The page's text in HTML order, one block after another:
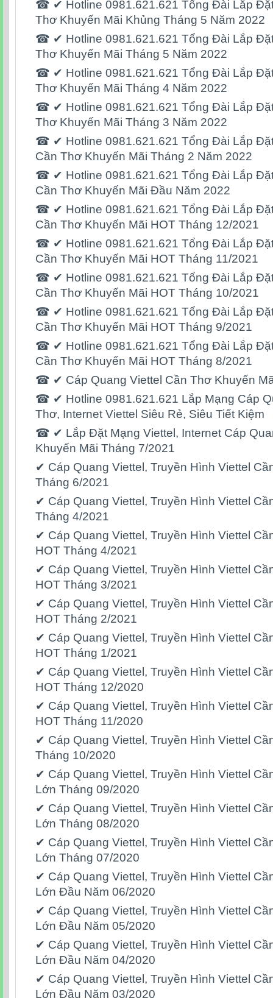
☎ ✔ Hotline 0981.621.621 Tổng Đài Lắp
Thơ Khuyến Mãi Khủng Tháng 5 Năm 2022
☎ ✔ Hotline 0981.621.621 Tổng Đài Lắp
Thơ Khuyến Mãi Tháng 5 Năm 2022
☎ ✔ Hotline 0981.621.621 Tổng Đài Lắp
Thơ Khuyến Mãi Tháng 4 Năm 2022
☎ ✔ Hotline 0981.621.621 Tổng Đài Lắp
Thơ Khuyến Mãi Tháng 3 Năm 2022
☎ ✔ Hotline 0981.621.621 Tổng Đài Lắp
Cần Thơ Khuyến Mãi Tháng 2 Năm 2022
☎ ✔ Hotline 0981.621.621 Tổng Đài Lắp
Cần Thơ Khuyến Mãi Đầu Năm 2022
☎ ✔ Hotline 0981.621.621 Tổng Đài Lắp
Cần Thơ Khuyến Mãi HOT Tháng 12/2021
☎ ✔ Hotline 0981.621.621 Tổng Đài Lắp
Cần Thơ Khuyến Mãi HOT Tháng 11/2021
☎ ✔ Hotline 0981.621.621 Tổng Đài Lắp
Cần Thơ Khuyến Mãi HOT Tháng 10/2021
☎ ✔ Hotline 0981.621.621 Tổng Đài Lắp
Cần Thơ Khuyến Mãi HOT Tháng 9/2021
☎ ✔ Hotline 0981.621.621 Tổng Đài Lắp
Cần Thơ Khuyến Mãi HOT Tháng 8/2021
☎ ✔ Cáp Quang Viettel Cần Thơ Khuyến
☎ ✔ Hotline 0981.621.621 Lắp Mạng Cáp
Thơ, Internet Viettel Siêu Rẻ, Siêu Tiết Kiệm
☎ ✔‎ Lắp Đặt Mạng Viettel, Internet Cáp
Khuyến Mãi Tháng 7/2021
✔‎ Cáp Quang Viettel,‎ Truyền Hình Viettel
Tháng 6/2021
✔‎ Cáp Quang Viettel,‎ Truyền Hình Viettel
Tháng 4/2021
✔‎ Cáp Quang Viettel,‎ Truyền Hình Viettel
HOT Tháng 4/2021
✔‎ Cáp Quang Viettel,‎ Truyền Hình Viettel
HOT Tháng 3/2021
✔‎ Cáp Quang Viettel,‎ Truyền Hình Viettel
HOT Tháng 2/2021
✔‎ Cáp Quang Viettel,‎ Truyền Hình Viettel
HOT Tháng 1/2021
✔‎ Cáp Quang Viettel,‎ Truyền Hình Viettel
HOT Tháng 12/2020
✔‎ Cáp Quang Viettel,‎ Truyền Hình Viettel
HOT Tháng 11/2020
✔‎ Cáp Quang Viettel,‎ Truyền Hình Viettel
Tháng 10/2020
✔‎ Cáp Quang Viettel,‎ Truyền Hình Viettel
Lớn Tháng 09/2020
✔‎ Cáp Quang Viettel,‎ Truyền Hình Viettel
Lớn Tháng 08/2020
✔‎ Cáp Quang Viettel,‎ Truyền Hình Viettel
Lớn Tháng 07/2020
✔‎ Cáp Quang Viettel,‎ Truyền Hình Viettel
Lớn Đầu Năm 06/2020
✔‎ Cáp Quang Viettel,‎ Truyền Hình Viettel
Lớn Đầu Năm 05/2020
✔‎ Cáp Quang Viettel,‎ Truyền Hình Viettel
Lớn Đầu Năm 04/2020
✔‎ Cáp Quang Viettel,‎ Truyền Hình Viettel
Lớn Đầu Năm 03/2020